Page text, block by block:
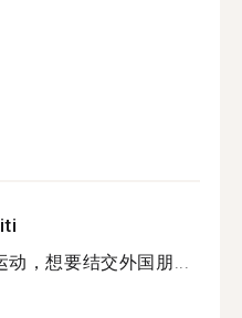
动，想要结交外国朋...